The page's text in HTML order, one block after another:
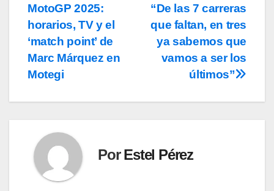
de
entradas
“De las 7 carreras
que faltan, en tres
ya sabemos que
vamos a ser los
últimos”
MotoGP 2025:
horarios, TV y el
‘match point’ de
Marc Márquez en
Motegi
PorEstel Pérez